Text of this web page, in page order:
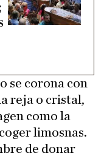
se corona con
reja o cristal,
como la
limosnas.
de donar